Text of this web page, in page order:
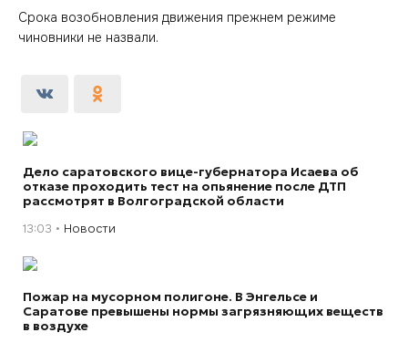
Срока возобновления движения прежнем режиме
чиновники не назвали.
Дело саратовского вице-губернатора Исаева об
отказе проходить тест на опьянение после ДТП
рассмотрят в Волгоградской области
13:03 Новости
Пожар на мусорном полигоне. В Энгельсе и
Саратове превышены нормы загрязняющих веществ
в воздухе